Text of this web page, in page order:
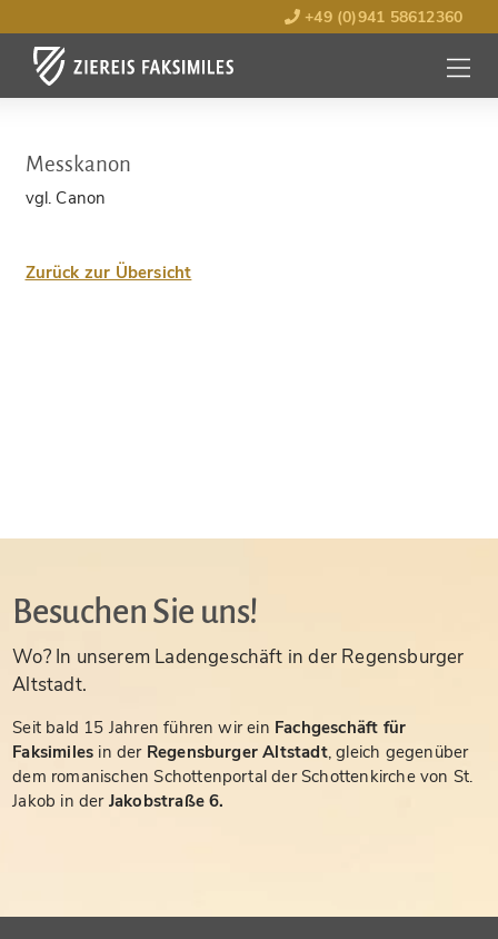
+49 (0)941 58612360
MENÜ
Messkanon
vgl. Canon
Zurück zur Übersicht
Besuchen Sie uns!
Wo? In unserem Ladengeschäft in der Regensburger
Altstadt.
Seit bald 15 Jahren führen wir ein Fachgeschäft für
Faksimiles in der Regensburger Altstadt, gleich gegenüber
dem romanischen Schottenportal der Schottenkirche von St.
Jakob in der Jakobstraße 6.